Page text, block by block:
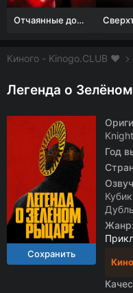
Отчаянные домохозяйки (1 сезон)
Киного - Kinogo.CLUB ❤️
Легенда о
Knight
Год
Жанр: